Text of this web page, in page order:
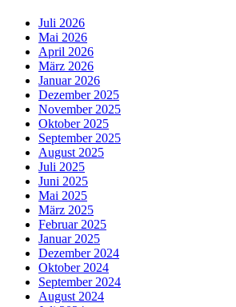
Juli 2026
Mai 2026
April 2026
März 2026
Januar 2026
Dezember 2025
November 2025
Oktober 2025
September 2025
August 2025
Juli 2025
Juni 2025
Mai 2025
März 2025
Februar 2025
Januar 2025
Dezember 2024
Oktober 2024
September 2024
August 2024